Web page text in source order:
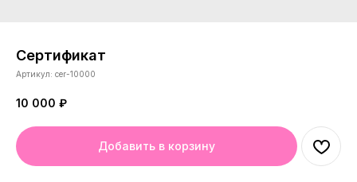
Сертификат
Артикул: cer-10000
10 000 ₽
Добавить в корзину